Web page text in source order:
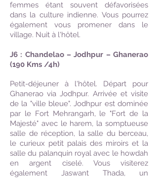
femmes étant souvent défavorisées
dans la culture indienne. Vous pourrez
également vous promener dans le
village. Nuit à l'hôtel.
J6 : Chandelao – Jodhpur – Ghanerao
(190 Kms /4h)
Petit-déjeuner à l'hôtel. Départ pour
Ghanerao via Jodhpur. Arrivée et visite
de la "ville bleue". Jodhpur est dominée
par le Fort Mehrangarh, le "Fort de la
Majesté" avec le harem, la somptueuse
salle de réception, la salle du berceau,
le curieux petit palais des miroirs et la
salle du palanquin royal avec le howdah
en argent ciselé. Vous visiterez
également Jaswant Thada, un